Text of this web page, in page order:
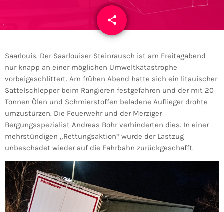
share
email
Saarlouis. Der Saarlouiser Steinrausch ist am Freitagabend
nur knapp an einer möglichen Umweltkatastrophe
vorbeigeschlittert. Am frühen Abend hatte sich ein litauischer
Sattelschlepper beim Rangieren festgefahren und der mit 20
Tonnen Ölen und Schmierstoffen beladene Auflieger drohte
umzustürzen. Die Feuerwehr und der Merziger
Bergungsspezialist Andreas Bohr verhinderten dies. In einer
mehrstündigen „Rettungsaktion“ wurde der Lastzug
unbeschadet wieder auf die Fahrbahn zurückgeschafft.